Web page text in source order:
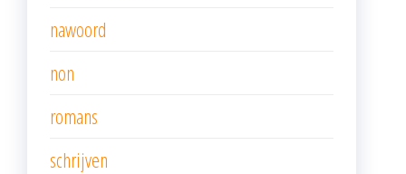
nawoord
non
romans
schrijven